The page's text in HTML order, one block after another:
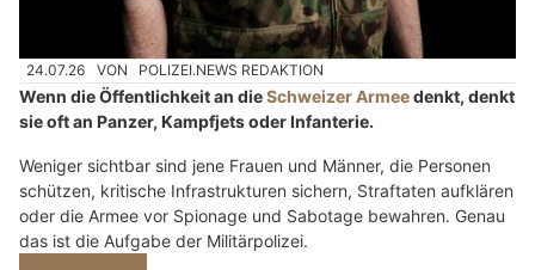
24.07.26 VON POLIZEI.NEWS REDAKTION
Wenn die Öffentlichkeit an dieSchweizer Armeedenkt, denkt
sie oft an Panzer, Kampfjets oder Infanterie.
Weniger sichtbar sind jene Frauen und Männer, die Personen
schützen, kritische Infrastrukturen sichern, Straftaten aufklären
oder die Armee vor Spionage und Sabotage bewahren. Genau
das ist die Aufgabe der Militärpolizei.